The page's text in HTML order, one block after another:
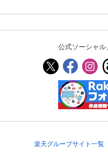
定額見放題解約
可能
ログ
公式ソーシャ
楽天グループサイト一覧